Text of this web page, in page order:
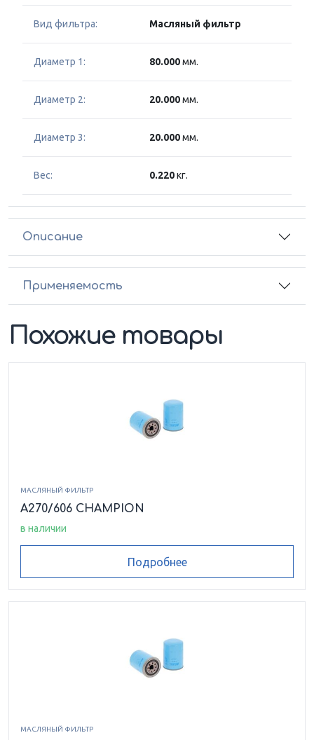
Вид фильтра: Масляный фильтр
Диаметр 1: 80.000мм.
Диаметр 2: 20.000мм.
Диаметр 3: 20.000мм.
Вес: 0.220кг.
Описание
Применяемость
Похожие товары
МАСЛЯНЫЙ ФИЛЬТР
A270/606 CHAMPION
в наличии
Подробнее
МАСЛЯНЫЙ ФИЛЬТР